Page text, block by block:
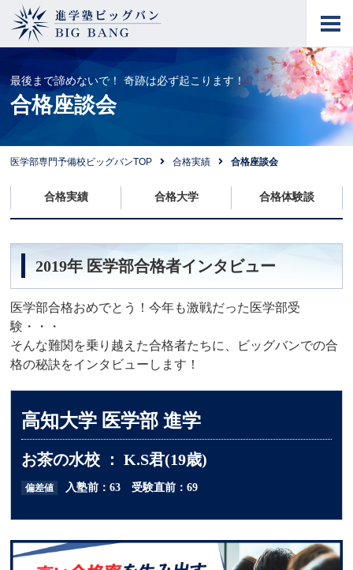
進学塾ビッグバン BIG BANG
医学部専門予備校ビッグバンTOP 合格実績 合格座談会
最後まで諦めないで！ 奇跡は必ず起こります！
合格座談会
合格実績 合格大学 合格体験談
2019年 医学部合格者インタビュー
医学部合格おめでとう！今年も激戦だった医学部受
験・・・
そんな難関を乗り越えた合格者たちに、ビッグバンでの合
格の秘訣をインタビューします！
高知大学 医学部 進学
お茶の水校 ： K.S君(19歳)
偏差値 入塾前：63 受験直前：69